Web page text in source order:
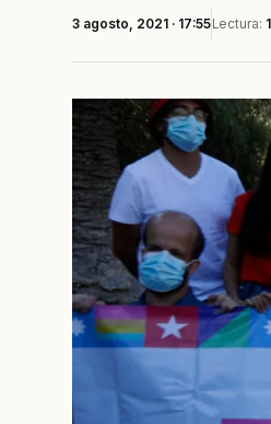
3 agosto, 2021 · 17:55Lectura: